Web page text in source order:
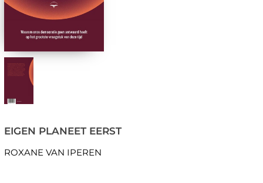
EIGEN PLANEET EERST
ROXANE VAN IPEREN